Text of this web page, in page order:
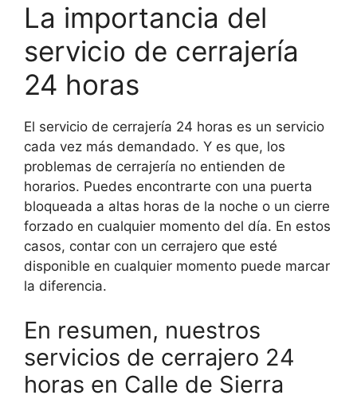
La importancia del
servicio de cerrajería
24 horas
El servicio de cerrajería 24 horas es un servicio
cada vez más demandado. Y es que, los
problemas de cerrajería no entienden de
horarios. Puedes encontrarte con una puerta
bloqueada a altas horas de la noche o un cierre
forzado en cualquier momento del día. En estos
casos, contar con un cerrajero que esté
disponible en cualquier momento puede marcar
la diferencia.
En resumen, nuestros
servicios de cerrajero 24
horas en Calle de Sierra